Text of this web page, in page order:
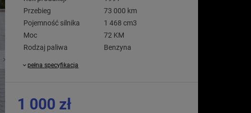
Przebieg
73 000 km
Pojemność silnika
1 468 cm3
Moc
72 KM
Rodzaj paliwa
Benzyna
pełna specyfikacja
1 000 zł